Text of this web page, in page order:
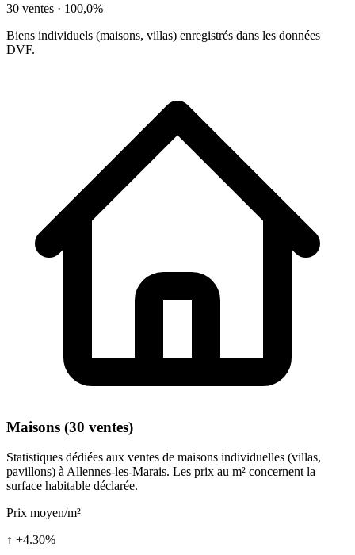
30 ventes · 100,0%
Biens individuels (maisons, villas) enregistrés dans les données
DVF.
Maisons (30 ventes)
Statistiques dédiées aux ventes de maisons individuelles (villas,
pavillons) à Allennes-les-Marais. Les prix au m² concernent la
surface habitable déclarée.
Prix moyen/m²
↑ +4.30%